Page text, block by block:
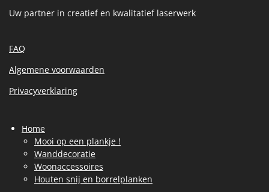
Uw partner in creatief en kwalitatief laserwerk
FAQ
Algemene voorwaarden
Privacyverklaring
Home
Mooi op een plankje !
Wanddecoratie
Woonaccessoires
Houten snij en borrelplanken